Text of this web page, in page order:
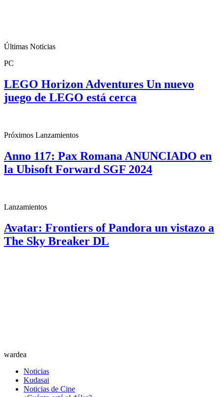
Últimas Noticias
PC
LEGO Horizon Adventures Un nuevo
juego de LEGO está cerca
Próximos Lanzamientos
Anno 117: Pax Romana ANUNCIADO en
la Ubisoft Forward SGF 2024
Lanzamientos
Avatar: Frontiers of Pandora un vistazo a
The Sky Breaker DL
wardea
Noticias
Kudasai
Noticias de Cine